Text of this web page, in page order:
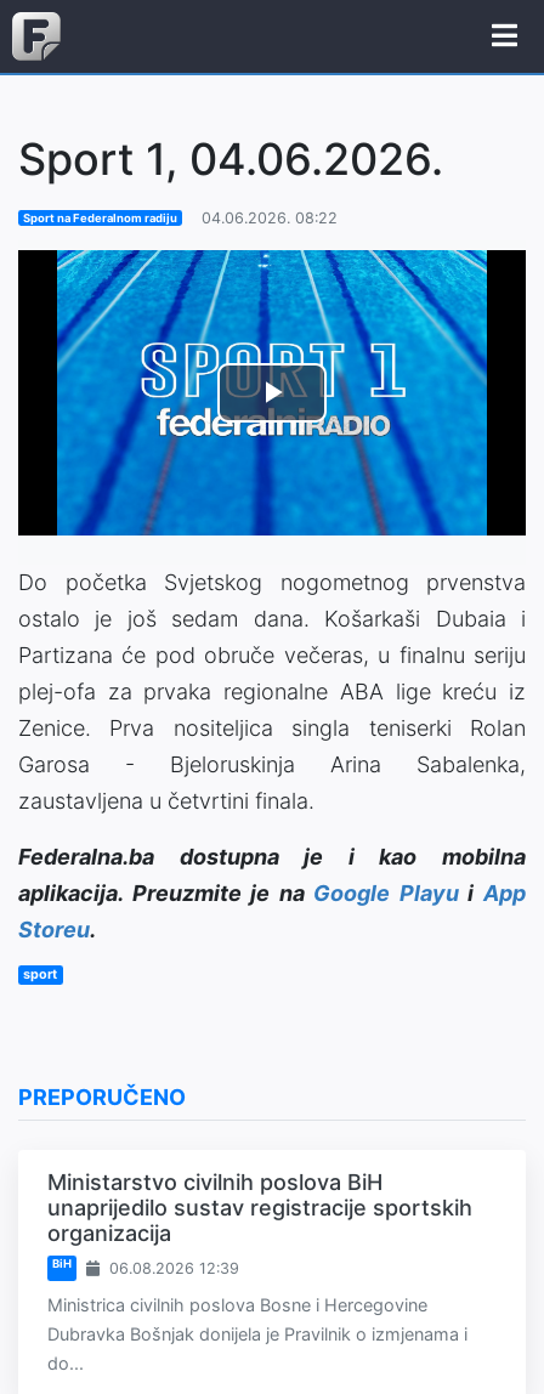
Sport 1, 04.06.2026.
Sport na Federalnom radiju 04.06.2026. 08:22
Play
Video
Do početka Svjetskog nogometnog prvenstva
ostalo je još sedam dana. Košarkaši Dubaia i
Partizana će pod obruče večeras, u finalnu seriju
plej-ofa za prvaka regionalne ABA lige kreću iz
Zenice. Prva nositeljica singla teniserki Rolan
Garosa - Bjeloruskinja Arina Sabalenka,
zaustavljena u četvrtini finala.
Federalna.ba dostupna je i kao mobilna
aplikacija. Preuzmite je na Google PlayuiApp
Storeu.
sport
PREPORUČENO
Ministarstvo civilnih poslova BiH
unaprijedilo sustav registracije sportskih
organizacija
BiH 06.08.2026 12:39
Ministrica civilnih poslova Bosne i Hercegovine
Dubravka Bošnjak donijela je Pravilnik o izmjenama i
do...